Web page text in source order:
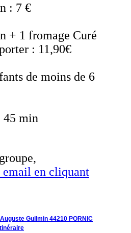
: 7 €
+ 1 fromage Curé
: 11,90€
de moins de 6
45 min
email en cliquant
Guilmin 44210 PORNIC